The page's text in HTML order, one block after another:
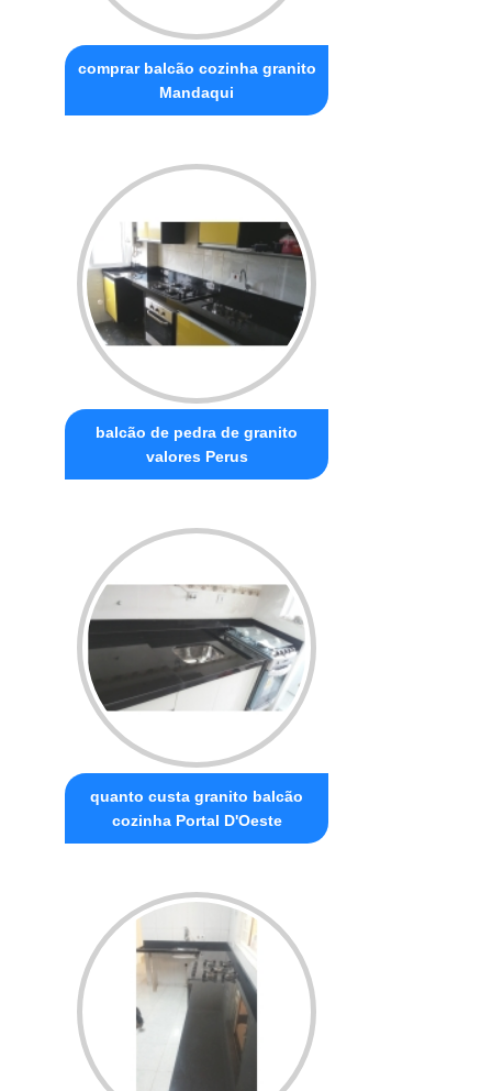
comprar balcão cozinha granito
Mandaqui
balcão de pedra de granito
valores Perus
quanto custa granito balcão
cozinha Portal D'Oeste